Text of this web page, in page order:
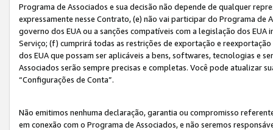
Programa de Associados e sua decisão não depende de qualquer
expressamente nesse Contrato, (e) não vai participar do Programa
governo dos EUA ou a sanções compatíveis com a legislação dos
Serviço; (f) cumprirá todas as restrições de exportação e
dos EUA que possam ser aplicáveis a bens, softwares, tecnologias e
Associados serão sempre precisas e completas. Você pode atualizar
“Configurações de Conta”.
Não emitimos nenhuma declaração, garantia ou compromisso
em conexão com o Programa de Associados, e não seremos